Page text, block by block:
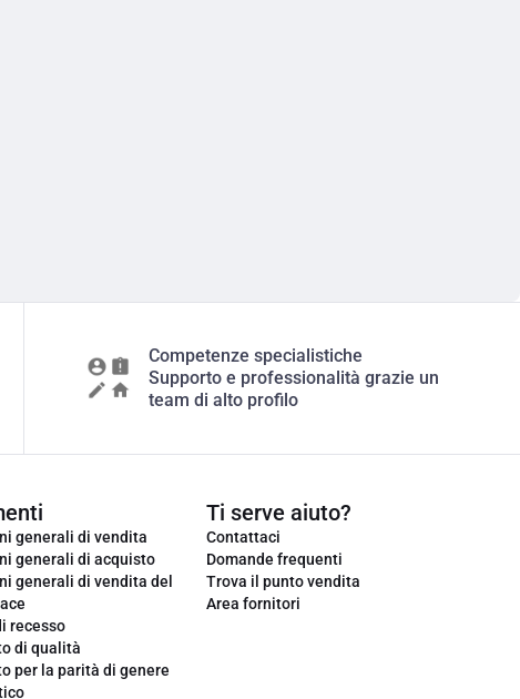
Competenze specialistiche
Supporto e professionalità grazie un
team di alto profilo
generali di vendita
generali di acquisto
generali di vendita del
recesso
di qualità
per la parità di genere
Ti serve aiuto?
Contattaci
Domande frequenti
Trova il punto vendita
Area fornitori